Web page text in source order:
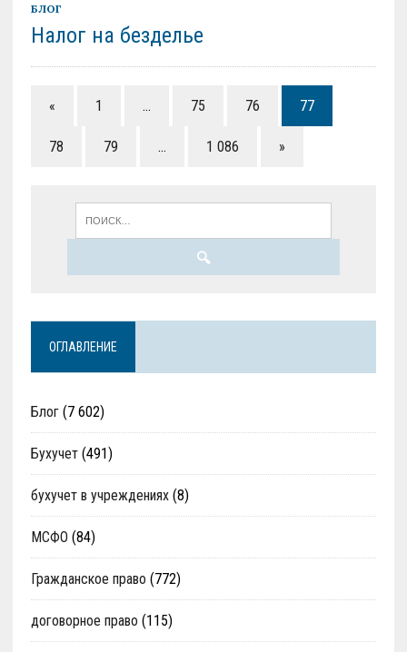
БЛОГ
Налог на безделье
« 1 … 75 76 77
78 79 … 1 086 »
ОГЛАВЛЕНИЕ
Блог(7 602)
Бухучет(491)
бухучет в учреждениях(8)
МСФО (84)
Гражданское право (772)
договорное право (115)